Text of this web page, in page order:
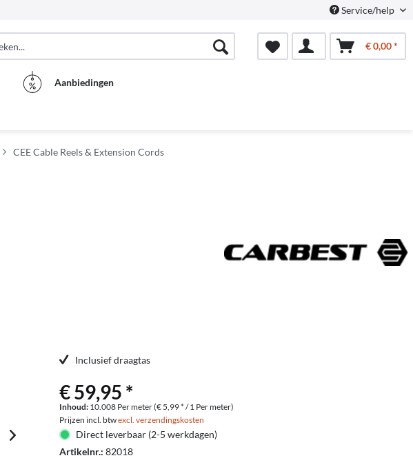
Service/help
€ 0,00 *
Aanbiedingen
CEE Cable Reels & Extension Cords
Inclusief draagtas
€ 59,95 *
Inhoud: 10.008 Per meter (€ 5,99 * / 1 Per meter)
Prijzen incl. btwexcl. verzendingskosten
Direct leverbaar (2-5 werkdagen)
Artikelnr.:82018